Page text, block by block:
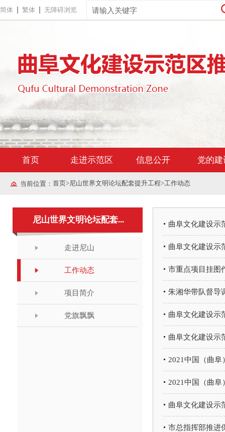
简体 繁体 无障碍浏览
首页 走进示范区 信息公开 党的建
当前位置： 首页>尼山世界文明论坛配套提升工程>工作动态
尼山世界文明论坛配套...
走进尼山
工作动态
项目简介
党旗飘飘
曲阜文化建设示
曲阜文化建设示
市重点项目挂图
朱湘华带队督导
曲阜文化建设示
曲阜文化建设示
2021中国（曲
2021中国（曲
曲阜文化建设示
市总指挥部推进